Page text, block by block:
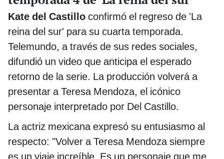
Kate del Castillo confirmó el regreso de 'La
reina del sur' para su cuarta temporada.
Telemundo, a través de sus redes sociales,
difundió un video que anticipa el esperado
retorno de la serie. La producción volverá a
presentar a Teresa Mendoza, el icónico
personaje interpretado por Del Castillo.
La actriz mexicana expresó su entusiasmo al
respecto: "Volver a Teresa Mendoza siempre
es un viaje increíble. Es un personaje que me